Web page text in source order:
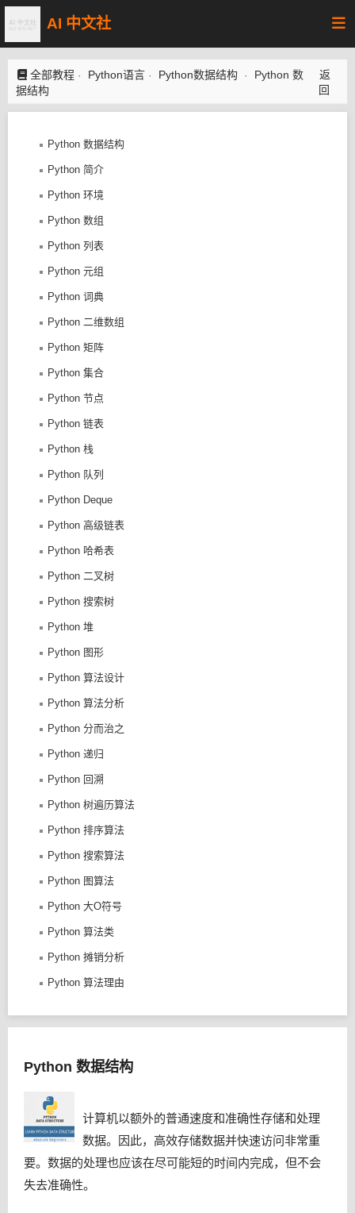
AI 中文社
全部教程 · Python语言 · Python数据结构 ·
Python 数
据结构
返
回
Python 数据结构
Python 简介
Python 环境
Python 数组
Python 列表
Python 元组
Python 词典
Python 二维数组
Python 矩阵
Python 集合
Python 节点
Python 链表
Python 栈
Python 队列
Python Deque
Python 高级链表
Python 哈希表
Python 二叉树
Python 搜索树
Python 堆
Python 图形
Python 算法设计
Python 算法分析
Python 分而治之
Python 递归
Python 回溯
Python 树遍历算法
Python 排序算法
Python 搜索算法
Python 图算法
Python 大O符号
Python 算法类
Python 摊销分析
Python 算法理由
Python 数据结构
计算机以额外的普通速度和准确性存储和处理
数据。因此，高效存储数据并快速访问非常重
要。数据的处理也应该在尽可能短的时间内完成，但不会
失去准确性。